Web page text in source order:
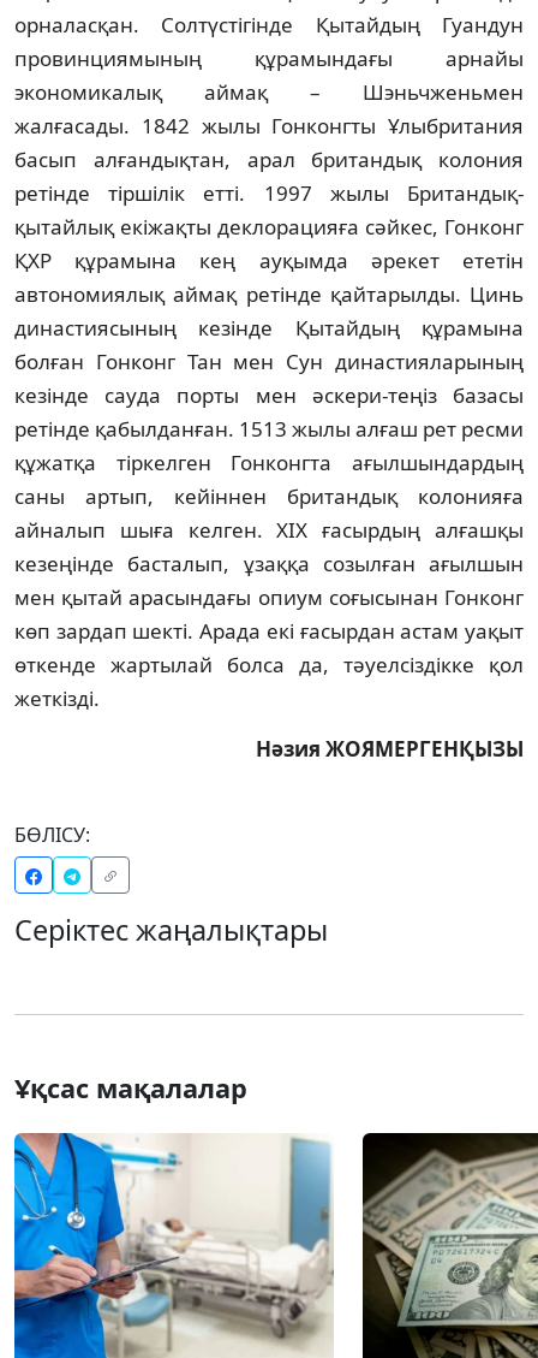
орналасқан. Солтүстiгiнде Қытайдың Гуандун
провинциямының құрамындағы арнайы
экономикалық аймақ – Шэньчженьмен
жалғасады. 1842 жылы Гонконгты Ұлыбритания
басып алғандықтан, арал британдық колония
ретiнде тiршiлiк еттi. 1997 жылы Британдық-
қытайлық екiжақты деклорацияға сәйкес, Гонконг
ҚХР құрамына кең ауқымда әрекет ететiн
автономиялық аймақ ретiнде қайтарылды. Цинь
династиясының кезiнде Қытайдың құрамына
болған Гонконг Тан мен Сун династияларының
кезiнде сауда порты мен әскери-теңiз базасы
ретiнде қабылданған. 1513 жылы алғаш рет ресми
құжатқа тiркелген Гонконгта ағылшындардың
саны артып, кейiннен британдық колонияға
айналып шыға келген. ХIХ ғасырдың алғашқы
кезеңiнде басталып, ұзаққа созылған ағылшын
мен қытай арасындағы опиум соғысынан Гонконг
көп зардап шектi. Арада екi ғасырдан астам уақыт
өткенде жартылай болса да, тәуелсiздiкке қол
жеткiздi.
Нәзия ЖОЯМЕРГЕНҚЫЗЫ
БӨЛІСУ:
Серіктес жаңалықтары
Ұқсас мақалалар